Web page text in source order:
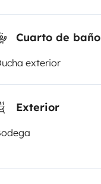
Cuarto de baño
exterior
Exterior
Carissimo Opel
características